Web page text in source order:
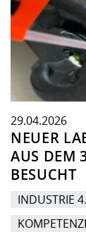
NEUER
AUS DEM
BESUCHT
29.04.2026
INDUSTRIE